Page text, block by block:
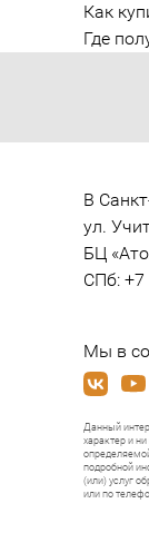
Как
Где
В
ул.
БЦ
СПб: +7
Мы в
Данный
характер и
подробной
(или) услуг
или по